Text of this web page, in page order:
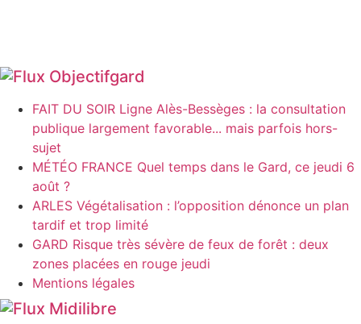
Objectifgard
FAIT DU SOIR Ligne Alès-Bessèges : la consultation
publique largement favorable... mais parfois hors-
sujet
MÉTÉO FRANCE Quel temps dans le Gard, ce jeudi 6
août ?
ARLES Végétalisation : l’opposition dénonce un plan
tardif et trop limité
GARD Risque très sévère de feux de forêt : deux
zones placées en rouge jeudi
Mentions légales
Midilibre